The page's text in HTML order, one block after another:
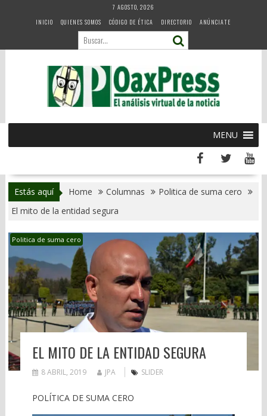
7 AGOSTO, 2026
INICIO
QUIENES SOMOS CÓDIGO DE ÉTICA DIRECTORIO ANÚNCIATE
MENU
Estás aquí Home Columnas
Politica de suma cero
El mito de la entidad segura
Politica de suma cero
EL MITO DE LA ENTIDAD SEGURA
8 ABRIL, 2019 JPA SLIDER
POLÍTICA DE SUMA CERO